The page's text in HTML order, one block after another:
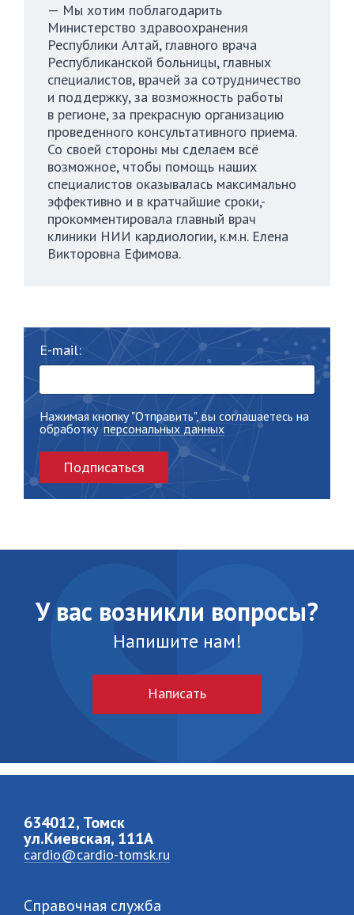
— Мы хотим поблагодарить
Министерство здравоохранения
Республики Алтай, главного врача
Республиканской больницы, главных
специалистов, врачей за сотрудничество
и поддержку, за возможность работы
в регионе, за прекрасную организацию
проведенного консультативного приема.
Со своей стороны мы сделаем всё
возможное, чтобы помощь наших
специалистов оказывалась максимально
эффективно и в кратчайшие сроки,-
прокомментировала главный врач
клиники НИИ кардиологии, к.м.н. Елена
Викторовна Ефимова.
E-mail:
Нажимая кнопку "Отправить", вы соглашаетесь на
обработку персональных данных
Подписаться
У вас возникли вопросы?
Напишите нам!
Написать
634012, Томск
ул.Киевская, 111A
cardio@cardio-tomsk.ru
Справочная служба